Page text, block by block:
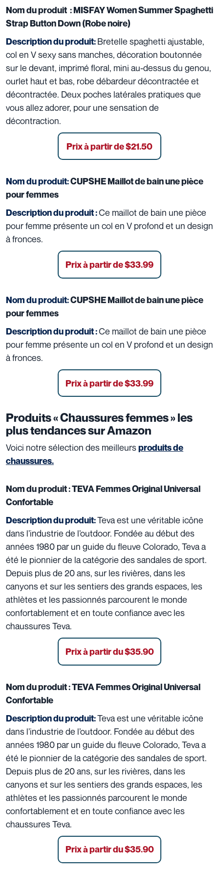
Nom du produit :MISFAY Women Summer Spaghetti
Strap Button Down (Robe noire)
Description du produit:Bretelle spaghetti ajustable,
col en V sexy sans manches, décoration boutonnée
sur le devant, imprimé floral, mini au-dessus du genou,
ourlet haut et bas, robe débardeur décontractée et
décontractée. Deux poches latérales pratiques que
vous allez adorer, pour une sensation de
décontraction.
Prix à partir de$21.50
Nom du produit:CUPSHE Maillot de bain une pièce
pour femmes
Description du produit :Ce maillot de bain une pièce
pour femme présente un col en V profond et un design
à fronces.
Prix à partir de$33.99
Nom du produit:CUPSHE Maillot de bain une pièce
pour femmes
Description du produit :Ce maillot de bain une pièce
pour femme présente un col en V profond et un design
à fronces.
Prix à partir de$33.99
Produits «Chaussures femmes» les
plus tendances sur Amazon
Voici notre sélection des meilleursproduits de
chaussures.
Nom du produit :TEVA Femmes Original Universal
Confortable
Description du produit:Teva est une véritable icône
dans l’industrie de l’outdoor. Fondée au début des
années 1980 par un guide du fleuve Colorado, Teva a
été le pionnier de la catégorie des sandales de sport.
Depuis plus de 20 ans, sur les rivières, dans les
canyons et sur les sentiers des grands espaces, les
athlètes et les passionnés parcourent le monde
confortablement et en toute confiance avec les
chaussures Teva.
Prix à partir du $35.90
Nom du produit :TEVA Femmes Original Universal
Confortable
Description du produit:Teva est une véritable icône
dans l’industrie de l’outdoor. Fondée au début des
années 1980 par un guide du fleuve Colorado, Teva a
été le pionnier de la catégorie des sandales de sport.
Depuis plus de 20 ans, sur les rivières, dans les
canyons et sur les sentiers des grands espaces, les
athlètes et les passionnés parcourent le monde
confortablement et en toute confiance avec les
chaussures Teva.
Prix à partir du $35.90